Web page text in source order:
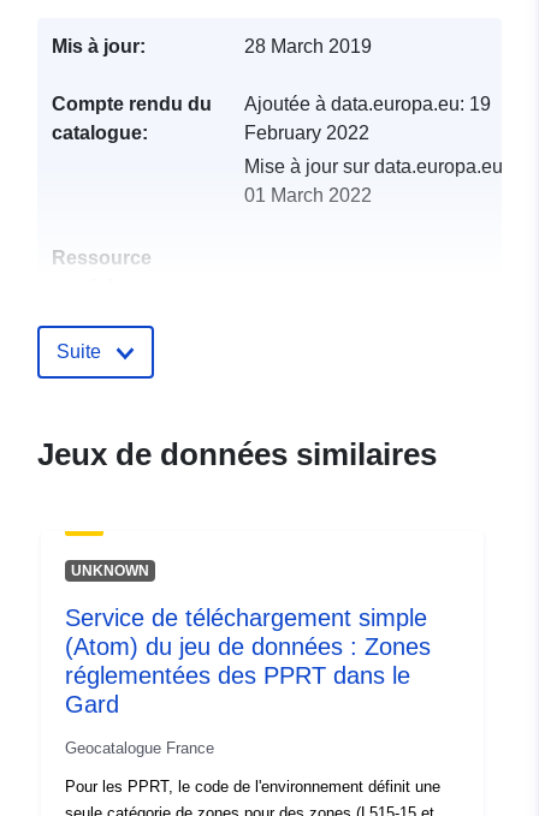
Mis à jour: 28 March 2019
Compte rendu du
catalogue:
Ajoutée à data.europa.eu: 19
February 2022
Mise à jour sur data.europa.eu:
01 March 2022
Ressource
Identificateurs:
42c1-41d5-8b3e-
401a-aecb-b2ddc7a3b70d
Type:
Ressource:
http://inspire.ec.europa.eu/
Suite
Jeux de données similaires
UNKNOWN
Service de téléchargement simple
(Atom) du jeu de données : Zones
réglementées des PPRT dans le
Gard
Geocatalogue France
Pour les PPRT, le code de l'environnement définit une